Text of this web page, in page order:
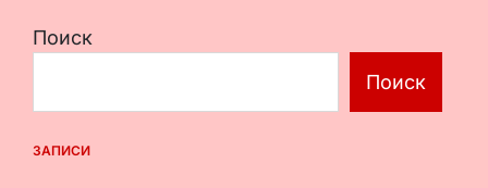
Поиск
Поиск
ЗАПИСИ